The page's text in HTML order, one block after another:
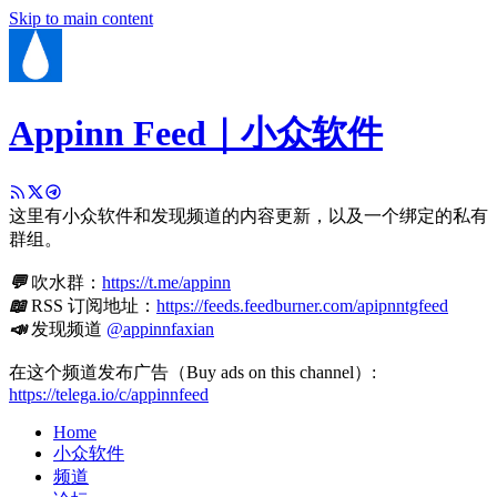
Skip to main content
Appinn Feed｜小众软件
这里有小众软件和发现频道的内容更新，以及一个绑定的私有
群组。
💬吹水群： https://t.me/appinn
📖RSS 订阅地址： https://feeds.feedburner.com/apipnntgfeed
📣发现频道 @appinnfaxian
在这个频道发布广告（Buy ads on this channel）:
https://telega.io/c/appinnfeed
Home
小众软件
频道